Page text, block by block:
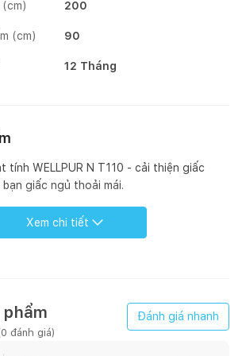
(cm) 200
(cm) 90
12 Tháng
tính WELLPUR N T110 - cải thiện giấc
giấc ngủ thoải mái.
Xem chi tiết
0 đánh giá)
Đánh giá nhanh